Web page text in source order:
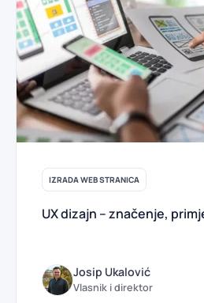
IZRADA WEB STRANICA
UX dizajn – značenje,
Josip Ukalović
Vlasnik i direktor